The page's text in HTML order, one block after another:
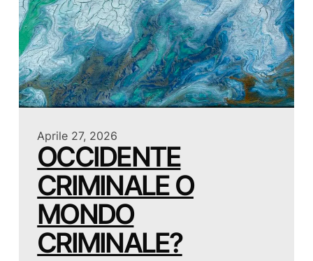
Aprile 27, 2026
OCCIDENTE
CRIMINALE O
MONDO
CRIMINALE?